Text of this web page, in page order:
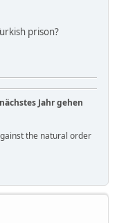
prison?
Jahr gehen
the natural order